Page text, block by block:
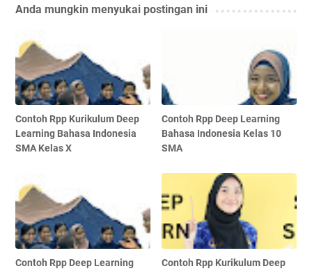
Anda mungkin menyukai postingan ini
Contoh Rpp Kurikulum Deep
Learning Bahasa Indonesia
SMA Kelas X
Contoh Rpp Deep Learning
Bahasa Indonesia Kelas 10
SMA
Contoh Rpp Deep Learning
Contoh Rpp Kurikulum Deep